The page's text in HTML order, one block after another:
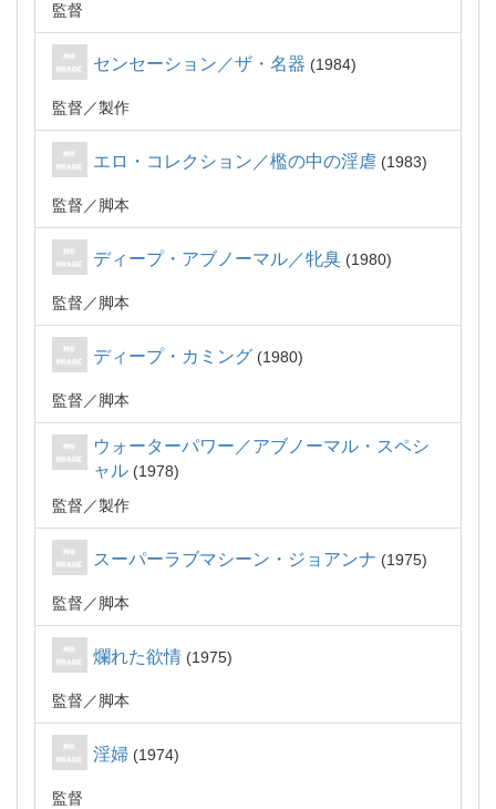
監督
センセーション／ザ・名器 1984
監督 製作
エロ・コレクション／檻の中の淫虐 1983
監督 脚本
ディープ・アブノーマル／牝臭 1980
監督 脚本
ディープ・カミング 1980
監督 脚本
ウォーターパワー／アブノーマル・スペシ
ャル
1978
監督
製作
スーパーラブマシーン・ジョアンナ 1975
監督 脚本
爛れた欲情 1975
監督 脚本
淫婦 1974
監督